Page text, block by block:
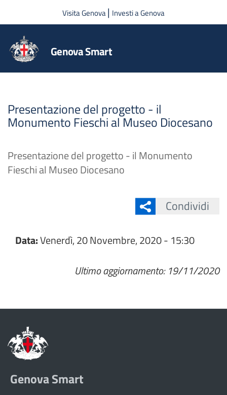
Salta al contenuto principale
Visita Genova| Investi a Genova
Genova Smart
Presentazione del progetto - il
Monumento Fieschi al Museo Diocesano
Presentazione del progetto - il Monumento
Fieschi al Museo Diocesano
Condividi
Data:Venerdì, 20 Novembre, 2020 - 15:30
Ultimo aggiornamento: 19/11/2020
Genova Smart